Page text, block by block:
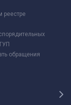
реестре
обращения